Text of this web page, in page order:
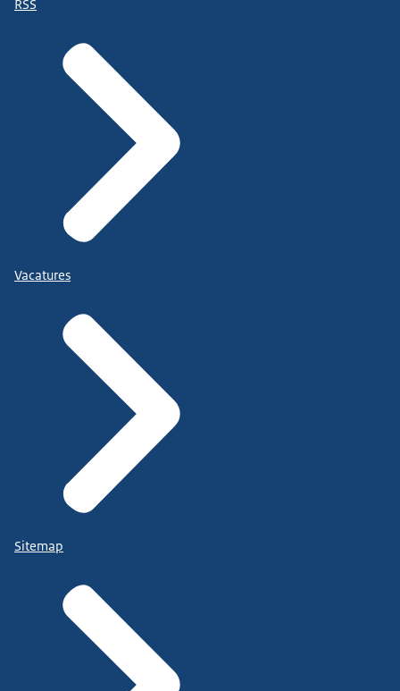
RSS
Vacatures
Sitemap